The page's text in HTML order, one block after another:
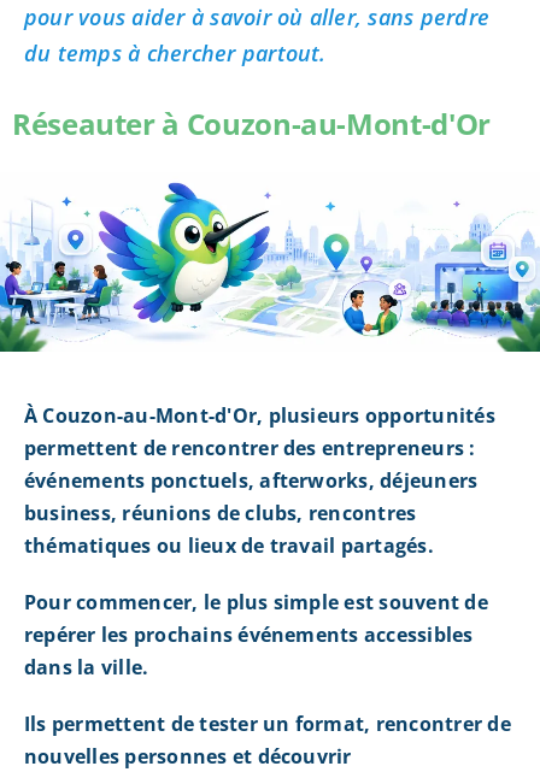
pour vous aider à savoir où aller, sans perdre
du temps à chercher partout.
Réseauter à Couzon-au-Mont-d'Or
À Couzon-au-Mont-d'Or, plusieurs opportunités
permettent de rencontrer des entrepreneurs :
événements ponctuels, afterworks, déjeuners
business, réunions de clubs, rencontres
thématiques ou lieux de travail partagés.
Pour commencer, le plus simple est souvent de
repérer les prochains événements accessibles
dans la ville.
Ils permettent de tester un format, rencontrer de
nouvelles personnes et découvrir